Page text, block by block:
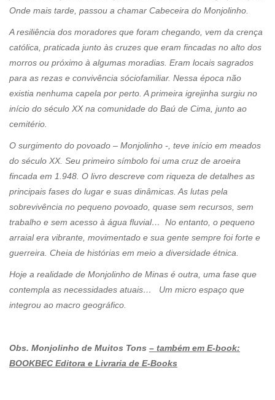
Onde mais tarde, passou a chamar Cabeceira do Monjolinho.
A resiliência dos moradores que foram chegando, vem da crença
católica, praticada junto às cruzes que eram fincadas no alto dos
morros ou próximo à algumas moradias. Eram locais sagrados
para as rezas e convivência sóciofamiliar. Nessa época não
existia nenhuma capela por perto. A primeira igrejinha surgiu no
início do século XX na comunidade do Baú de Cima, junto ao
cemitério.
O surgimento do povoado – Monjolinho -, teve início em meados
do século XX. Seu primeiro símbolo foi uma cruz de aroeira
fincada em 1.948. O livro descreve com riqueza de detalhes as
principais fases do lugar e suas dinâmicas. As lutas pela
sobrevivência no pequeno povoado, quase sem recursos, sem
trabalho e sem acesso à água fluvial… No entanto, o pequeno
arraial era vibrante, movimentado e sua gente sempre foi forte e
guerreira. Cheia de histórias em meio a diversidade étnica.
Hoje a realidade de Monjolinho de Minas é outra, uma fase que
contempla as necessidades atuais… Um micro espaço que
integrou ao macro geográfico.
Obs. Monjolinho de Muitos Tons – também em E-book:
BOOKBEC Editora e Livraria de E-Books